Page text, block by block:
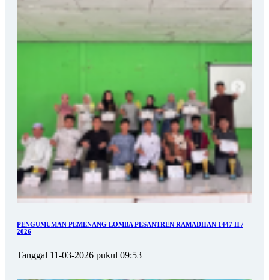
PENGUMUMAN PEMENANG LOMBA PESANTREN RAMADHAN 1447 H /
2026
Tanggal 11-03-2026 pukul 09:53